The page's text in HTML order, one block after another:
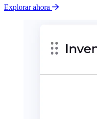
Explorar ahora